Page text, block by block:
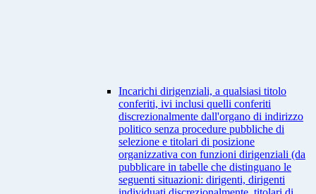
Incarichi dirigenziali, a qualsiasi titolo
conferiti, ivi inclusi quelli conferiti
discrezionalmente dall'organo di indirizzo
politico senza procedure pubbliche di
selezione e titolari di posizione
organizzativa con funzioni dirigenziali (da
pubblicare in tabelle che distinguano le
seguenti situazioni: dirigenti, dirigenti